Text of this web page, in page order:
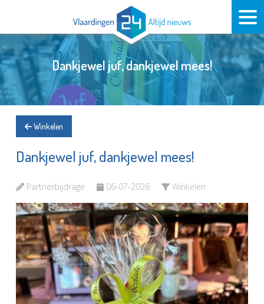
Dankjewel juf, dankjewel mees!
Winkelen
Dankjewel juf, dankjewel mees!
Partnerbijdrage 06-07-2026 Winkelen